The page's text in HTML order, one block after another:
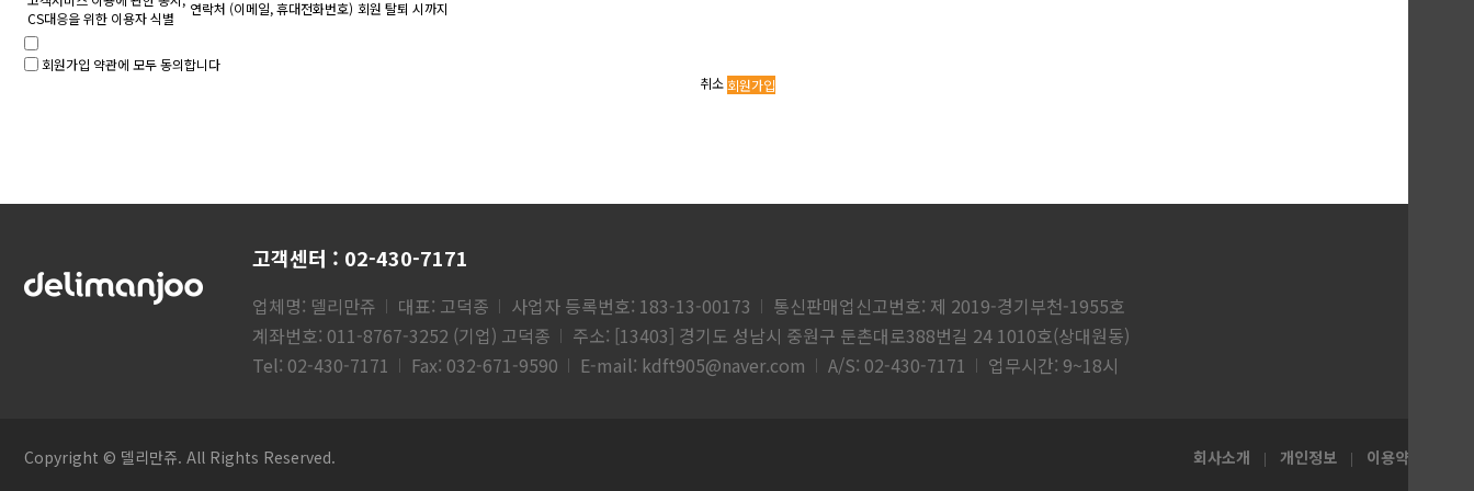
CS대응을 위한 이용자 식별
연락처 (이메일, 휴대전화번호) 회원 탈퇴 시까지
회원가입 약관에 모두 동의합니다
취소 회원가입
고객센터 : 02-430-7171
업체명: 델리만쥬 대표: 고덕종 사업자 등록번호: 183-13-00173
통신판매업신고번호: 제 2019-경기부천-1955호
계좌번호: 011-8767-3252 (기업) 고덕종
주소: [13403] 경기도 성남시 중원구 둔촌대로388번길 24 1010호(상대원동)
Tel: 02-430-7171
Fax: 032-671-9590 E-mail: kdft905@naver.com A/S: 02-430-7171 업무시간: 9~18시
Copyright © 델리만쥬. All Rights Reserved. 회사소개 개인정보 이용약관